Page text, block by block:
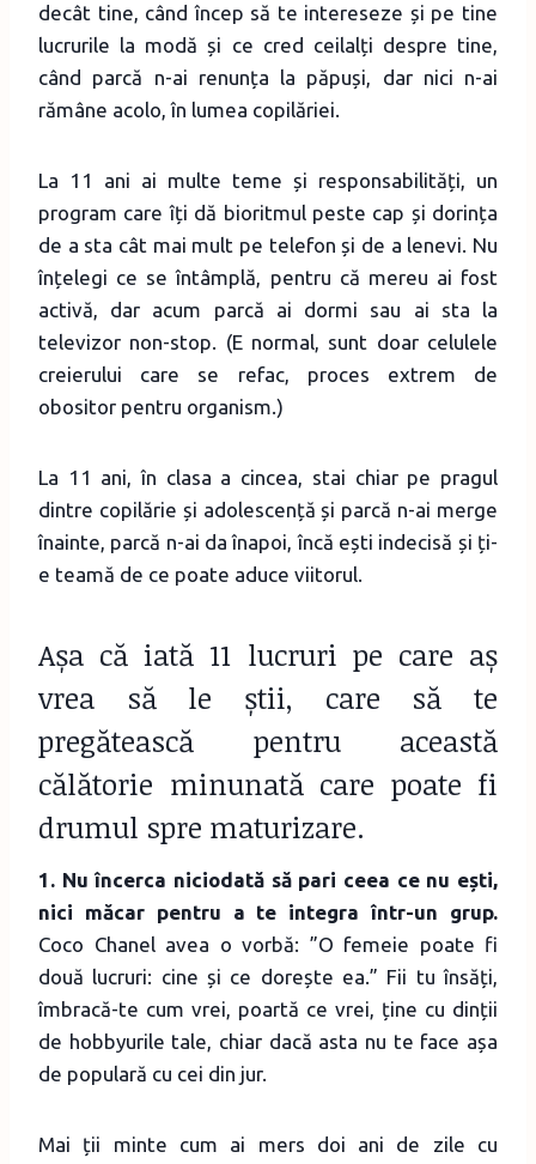
decât tine, când încep să te intereseze și pe tine
lucrurile la modă și ce cred ceilalți despre tine,
când parcă n-ai renunța la păpuși, dar nici n-ai
rămâne acolo, în lumea copilăriei.
La 11 ani ai multe teme și responsabilități, un
program care îți dă bioritmul peste cap și dorința
de a sta cât mai mult pe telefon și de a lenevi. Nu
înțelegi ce se întâmplă, pentru că mereu ai fost
activă, dar acum parcă ai dormi sau ai sta la
televizor non-stop. (E normal, sunt doar celulele
creierului care se refac, proces extrem de
obositor pentru organism.)
La 11 ani, în clasa a cincea, stai chiar pe pragul
dintre copilărie și adolescență și parcă n-ai merge
înainte, parcă n-ai da înapoi, încă ești indecisă și ți-
e teamă de ce poate aduce viitorul.
Așa că iată 11 lucruri pe care aș
vrea să le știi, care să te
pregătească pentru această
călătorie minunată care poate fi
drumul spre maturizare.
1. Nu încerca niciodată să pari ceea ce nu ești,
nici măcar pentru a te integra într-un grup.
Coco Chanel avea o vorbă: ”O femeie poate fi
două lucruri: cine și ce dorește ea.” Fii tu însăți,
îmbracă-te cum vrei, poartă ce vrei, ține cu dinții
de hobbyurile tale, chiar dacă asta nu te face așa
de populară cu cei din jur.
Mai ții minte cum ai mers doi ani de zile cu